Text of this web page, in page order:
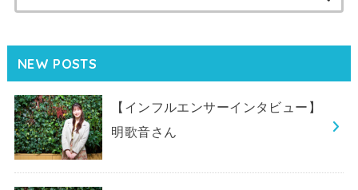
索:
NEW POSTS
【インフルエンサーインタビュー】
明歌音さん